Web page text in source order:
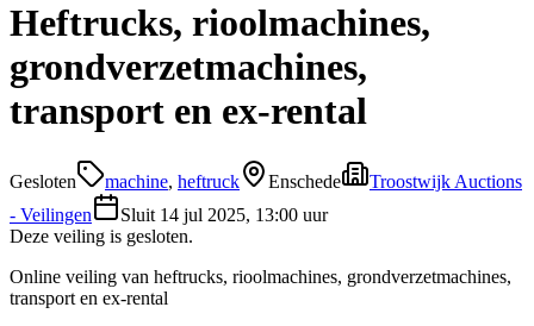
Heftrucks, rioolmachines,
grondverzetmachines,
transport en ex-rental
Gesloten machine, heftruck Enschede
Troostwijk Auctions
- Veilingen
Sluit 14 jul 2025, 13:00 uur
Deze veiling is gesloten.
Online veiling van heftrucks, rioolmachines, grondverzetmachines,
transport en ex-rental